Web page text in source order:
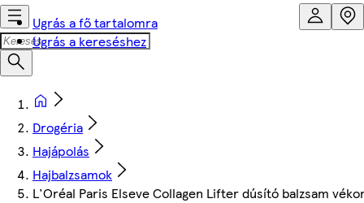
Ugrás a fő tartalomra
Ugrás a kereséshez
Drogéria
Hajápolás
Hajbalzsamok
L'Oréal Paris Elseve Collagen Lifter dúsító balzsam